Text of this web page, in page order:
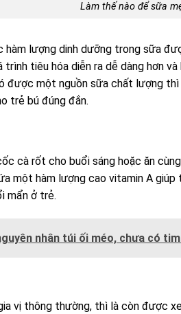
Làm thế nào để sữa
hàm lượng dinh dưỡng trong sữa
trình tiêu hóa diễn ra dễ dàng hơn
được một nguồn sữa chất lượng
trẻ bú đúng đắn.
cà rốt cho buổi sáng hoặc ăn
một hàm lượng cao vitamin A
mẩn ở trẻ.
nhân túi ối méo, chưa có
vị thông thường, thì là còn được